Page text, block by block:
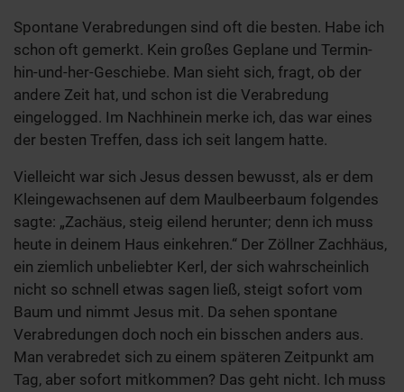
Spontane Verabredungen sind oft die besten. Habe ich
schon oft gemerkt. Kein großes Geplane und Termin-
hin-und-her-Geschiebe. Man sieht sich, fragt, ob der
andere Zeit hat, und schon ist die Verabredung
eingelogged. Im Nachhinein merke ich, das war eines
der besten Treffen, dass ich seit langem hatte.
Vielleicht war sich Jesus dessen bewusst, als er dem
Kleingewachsenen auf dem Maulbeerbaum folgendes
sagte: „Zachäus, steig eilend herunter; denn ich muss
heute in deinem Haus einkehren.“ Der Zöllner Zachhäus,
ein ziemlich unbeliebter Kerl, der sich wahrscheinlich
nicht so schnell etwas sagen ließ, steigt sofort vom
Baum und nimmt Jesus mit. Da sehen spontane
Verabredungen doch noch ein bisschen anders aus.
Man verabredet sich zu einem späteren Zeitpunkt am
Tag, aber sofort mitkommen? Das geht nicht. Ich muss